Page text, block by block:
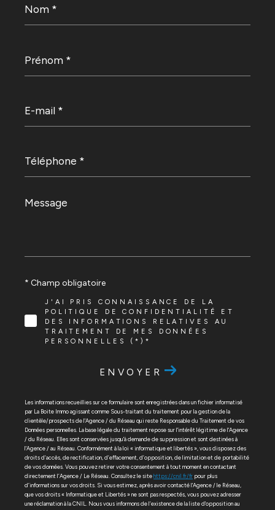
*
*
mail
*
*
Message
*
J'AI PRIS CONNAISSANCE DE LA
POLITIQUE DE CONFIDENTIALITÉ ET
DES INFORMATIONS RELATIVES AU
TRAITEMENT DE MES DONNÉES
PERSONNELLES (*)*
* Champ obligatoire
ENVOYER
Les informations recueillies sur ce formulaire sont enregistrées dans un fichier informatisé
par La Boite Immo agissant comme Sous-traitant du traitement pour la gestion de la
clientèle/prospects de l'Agence / du Réseau qui reste Responsable du Traitement de vos
Données personnelles. La base légale du traitement repose sur l'intérêt légitime de l'Agence
/ du Réseau. Elles sont conservées jusqu'à demande de suppression et sont destinées à
l'Agence / au Réseau. Conformément à la loi « informatique et libertés », vous disposez des
droits d’accès, de rectification, d’effacement, d’opposition, de limitation et de portabilité
de vos données. Vous pouvez retirer votre consentement à tout moment en contactant
directement l’Agence / Le Réseau. Consultez le sitehttps://cnil.fr/fr pour plus
d’informations sur vos droits. Si vous estimez, après avoir contacté l'Agence / le Réseau,
que vos droits « Informatique et Libertés » ne sont pas respectés, vous pouvez adresser
une réclamation à la CNIL. Nous vous informons de l’existence de la liste d'opposition au